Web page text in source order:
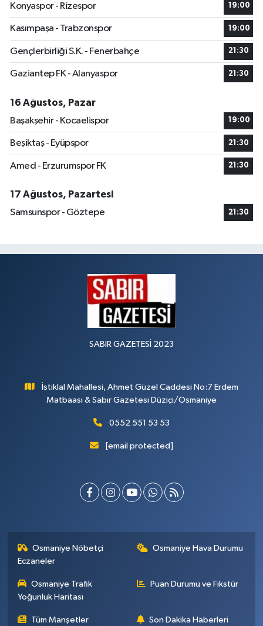
Konyaspor - Rizespor
19:00
Kasımpaşa - Trabzonspor 19:00
Gençlerbirliği S.K. - Fenerbahçe 21:30
Gaziantep FK - Alanyaspor 21:30
16 Ağustos, Pazar
Başakşehir - Kocaelispor
19:00
Beşiktaş - Eyüpspor 21:30
Amed - Erzurumspor FK 21:30
17 Ağustos, Pazartesi
Samsunspor - Göztepe
21:30
SABIR GAZETESİ 2023
İstiklal Mahallesi, Ahmet Güzel Caddesi No:7 Erdem
Matbaası & Sabır Gazetesi Düziçi/Osmaniye
0552 551 53 53
[email protected]
Osmaniye Nöbetçi
Eczaneler
Osmaniye Hava Durumu
Osmaniye Trafik
Yoğunluk Haritası
Puan Durumu ve Fikstür
Tüm Manşetler Son Dakika Haberleri